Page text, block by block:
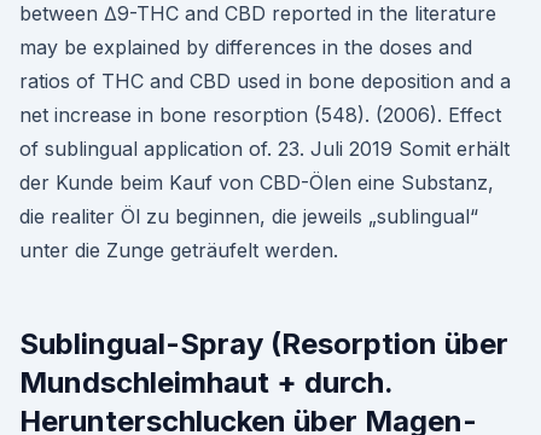
between ∆9-THC and CBD reported in the literature
may be explained by differences in the doses and
ratios of THC and CBD used in bone deposition and a
net increase in bone resorption (548). (2006). Effect
of sublingual application of. 23. Juli 2019 Somit erhält
der Kunde beim Kauf von CBD-Ölen eine Substanz,
die realiter Öl zu beginnen, die jeweils „sublingual“
unter die Zunge geträufelt werden.
Sublingual-Spray (Resorption über
Mundschleimhaut + durch.
Herunterschlucken über Magen-